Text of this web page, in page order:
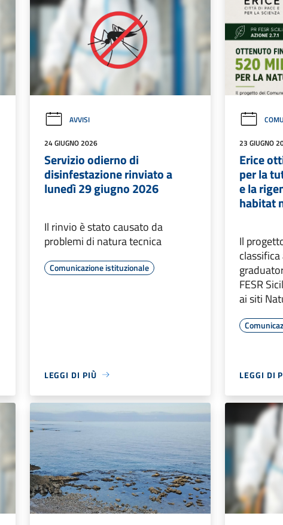
AVVISI
24 GIUGNO 2026
Servizio odierno di
disinfestazione rinviato a
lunedì 29 giugno 2026
Il rinvio è stato causato da
problemi di natura tecnica
Comunicazione istituzionale
LEGGI DI PIÙ
23 GIUGNO
Erice
per la
e la
habitat
Il
FESR
ai siti
LEGGI DI